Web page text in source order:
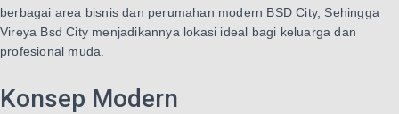
berbagai area bisnis dan perumahan modern BSD City, Sehingga
Vireya Bsd City menjadikannya lokasi ideal bagi keluarga dan
profesional muda.
Konsep Modern